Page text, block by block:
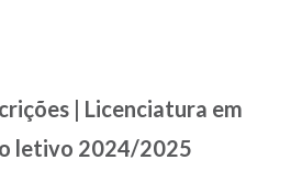
| Licenciatura em
letivo 2024/2025